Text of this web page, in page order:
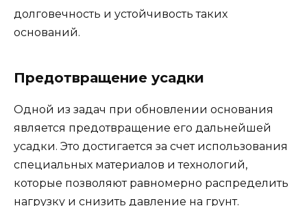
долговечность и устойчивость таких
оснований.
Предотвращение усадки
Одной из задач при обновлении основания
является предотвращение его дальнейшей
усадки. Это достигается за счет использования
специальных материалов и технологий,
которые позволяют равномерно распределить
нагрузку и снизить давление на грунт.